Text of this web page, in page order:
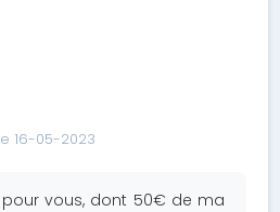
16-05-2023
vous, dont 50€ de ma